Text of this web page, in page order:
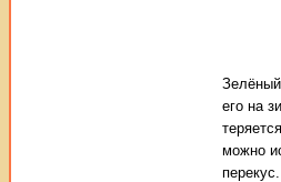
его на
можно
перекус.